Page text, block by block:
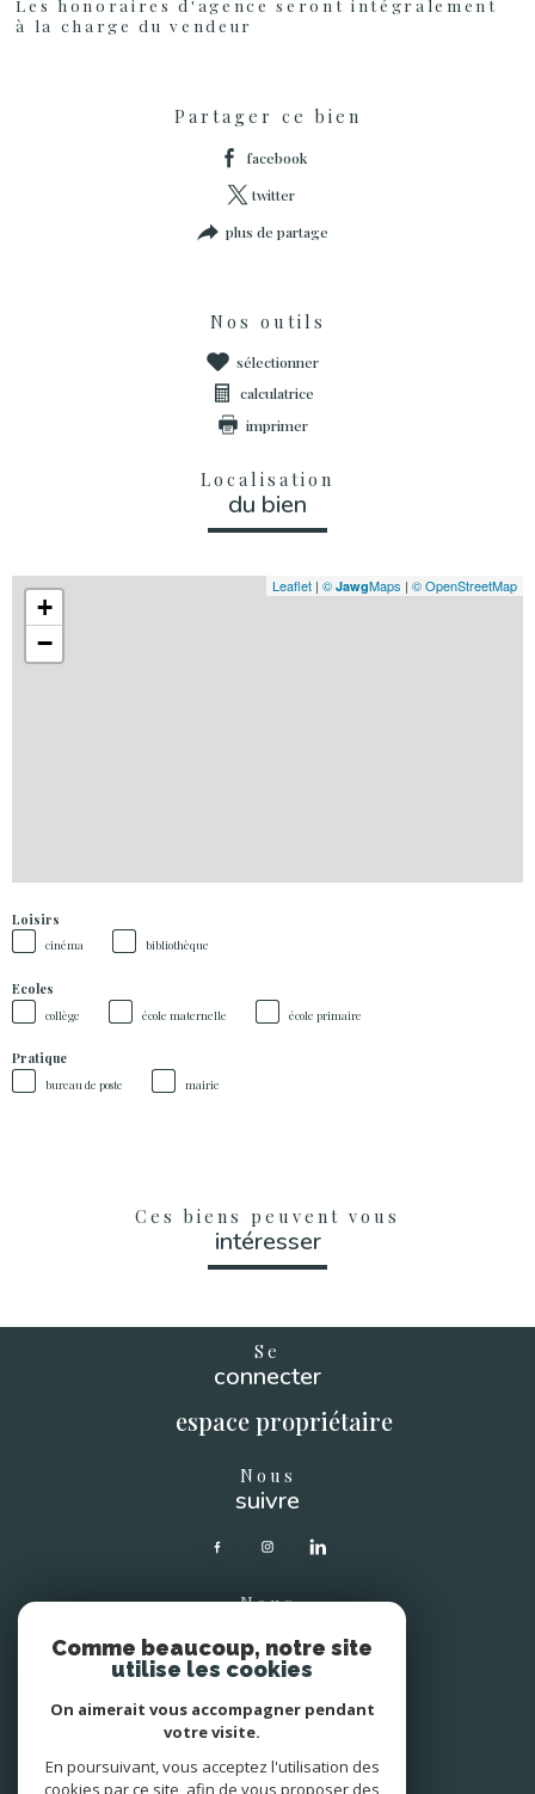
Caractéristiques Valeurs
Les honoraires d'agence seront intégralement
à la charge du vendeur
Partager ce bien
facebook
twitter
plus de partage
Nos outils
sélectionner
calculatrice
imprimer
Localisation
du bien
+
−
Leaflet | © JawgMaps | © OpenStreetMap
Loisirs
cinéma bibliothèque
Ecoles
collège école maternelle école primaire
Pratique
bureau de poste mairie
Ces biens peuvent vous
intéresser
Se
connecter
espace propriétaire
Nous
suivre
Nous
Avis
Comme beaucoup, notre site
utilise les cookies
On aimerait vous accompagner pendant
votre visite.
En poursuivant, vous acceptez l'utilisation des
cookies par ce site, afin de vous proposer des